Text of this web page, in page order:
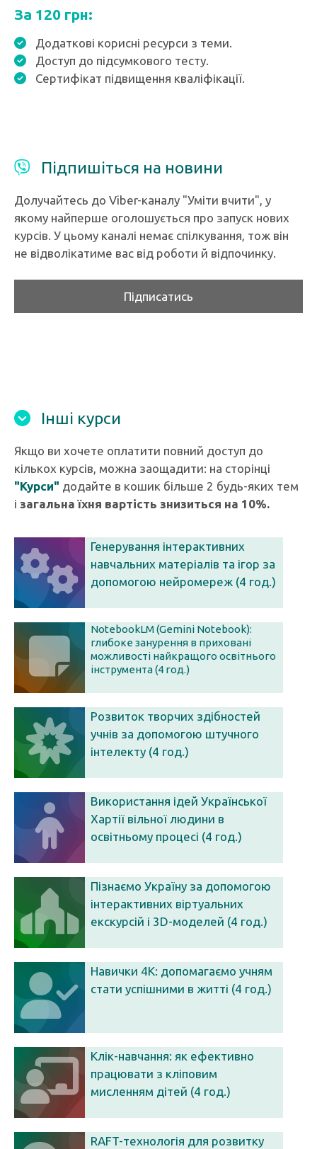
За 120 грн:
Додаткові корисні ресурси з теми.
Доступ до підсумкового тесту.
Сертифікат підвищення кваліфікації.
Підпишіться на новини
Долучайтесь до Viber-каналу "Уміти вчити", у
якому найперше оголошується про запуск нових
курсів. У цьому каналі немає спілкування, тож він
не відволікатиме вас від роботи й відпочинку.
Підписатись
Інші курси
Якщо ви хочете оплатити повний доступ до
кількох курсів, можна заощадити: на сторінці
"Курси" додайте в кошик більше 2 будь-яких тем
і загальна їхня вартість знизиться на 10%.
Генерування інтерактивних
навчальних матеріалів та ігор за
допомогою нейромереж (4 год.)
NotebookLM (Gemini Notebook):
глибоке занурення в приховані
можливості найкращого освітнього
інструмента (4 год.)
Розвиток творчих здібностей
учнів за допомогою штучного
інтелекту (4 год.)
Використання ідей Української
Хартії вільної людини в
освітньому процесі (4 год.)
Пізнаємо Україну за допомогою
інтерактивних віртуальних
екскурсій і 3D-моделей (4 год.)
Навички 4К: допомагаємо учням
стати успішними в житті (4 год.)
Клік-навчання: як ефективно
працювати з кліповим
мисленням дітей (4 год.)
RAFT-технологія для розвитку